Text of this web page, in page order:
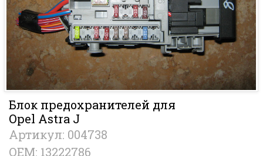
Блок предохранителей для
Opel Astra J
Артикул: 004738
OEM: 13222786